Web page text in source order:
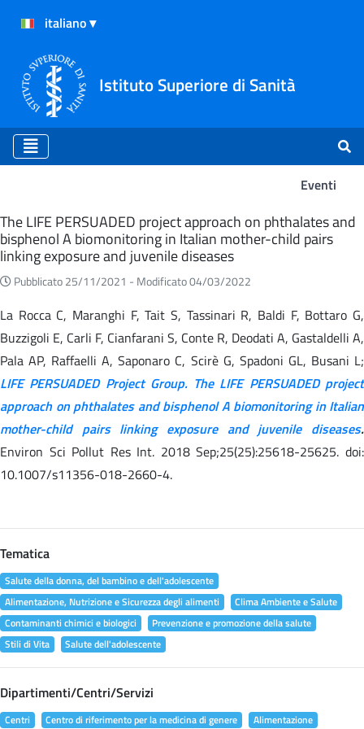
Istituto Superiore di Sanità
Eventi
Eventi
The LIFE PERSUADED project approach on phthalates and
bisphenol A biomonitoring in Italian mother-child pairs
linking exposure and juvenile diseases
Pubblicato 25/11/2021 - Modificato 04/03/2022
La Rocca C, Maranghi F, Tait S, Tassinari R, Baldi F, Bottaro G,
Buzzigoli E, Carli F, Cianfarani S, Conte R, Deodati A, Gastaldelli A,
Pala AP, Raffaelli A, Saponaro C, Scirè G, Spadoni GL, Busani L;
LIFE PERSUADED Project Group. The LIFE PERSUADED project
approach on phthalates and bisphenol A biomonitoring in Italian
mother-child pairs linking exposure and juvenile diseases.
Environ Sci Pollut Res Int. 2018 Sep;25(25):25618-25625. doi:
10.1007/s11356-018-2660-4.
Tematica
Salute della donna, del bambino e dell'adolescente
Alimentazione, Nutrizione e Sicurezza degli alimenti
Clima Ambiente e Salute
Contaminanti chimici e biologici
Prevenzione e promozione della salute
Stili di Vita
Salute dell'adolescente
Dipartimenti/Centri/Servizi
Centri Centro di riferimento per la medicina di genere
Alimentazione